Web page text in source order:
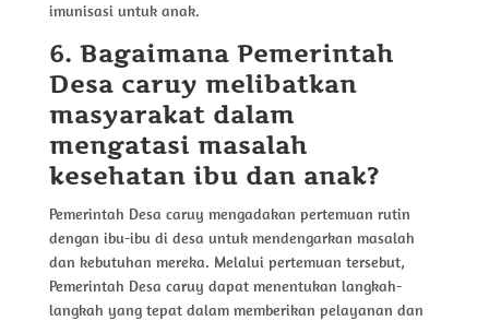
imunisasi untuk anak.
6. Bagaimana Pemerintah
Desa caruy melibatkan
masyarakat dalam
mengatasi masalah
kesehatan ibu dan anak?
Pemerintah Desa caruy mengadakan pertemuan rutin
dengan ibu-ibu di desa untuk mendengarkan masalah
dan kebutuhan mereka. Melalui pertemuan tersebut,
Pemerintah Desa caruy dapat menentukan langkah-
langkah yang tepat dalam memberikan pelayanan dan